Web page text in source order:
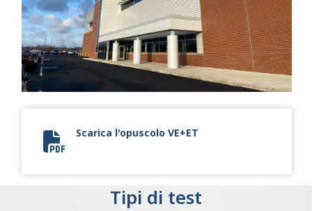
Vehicle Environmental Test Center.pdf
Scarica l'opuscolo VE+ET
Tipi di test